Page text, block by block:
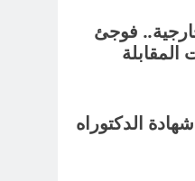
فوجئ
الدكتوراه